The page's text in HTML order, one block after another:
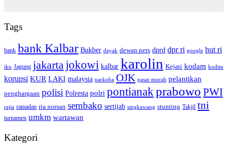
Tags
bank bank Kalbar Bukber dayak dewan pers dprd dpr ri google hut ri
ikn Jagung jakarta jokowi kalbar karolin Kejati kodam kodim
korupsi KUR LAKI malaysia narkoba OJK pasar murah pelantikan
penghargaan polisi Polresta polri pontianakprabowo PWI
rajia ramadan ria norsan sembako sertijab singkawang stunting Takjil tni
turnamen umkm wartawan
Kategori